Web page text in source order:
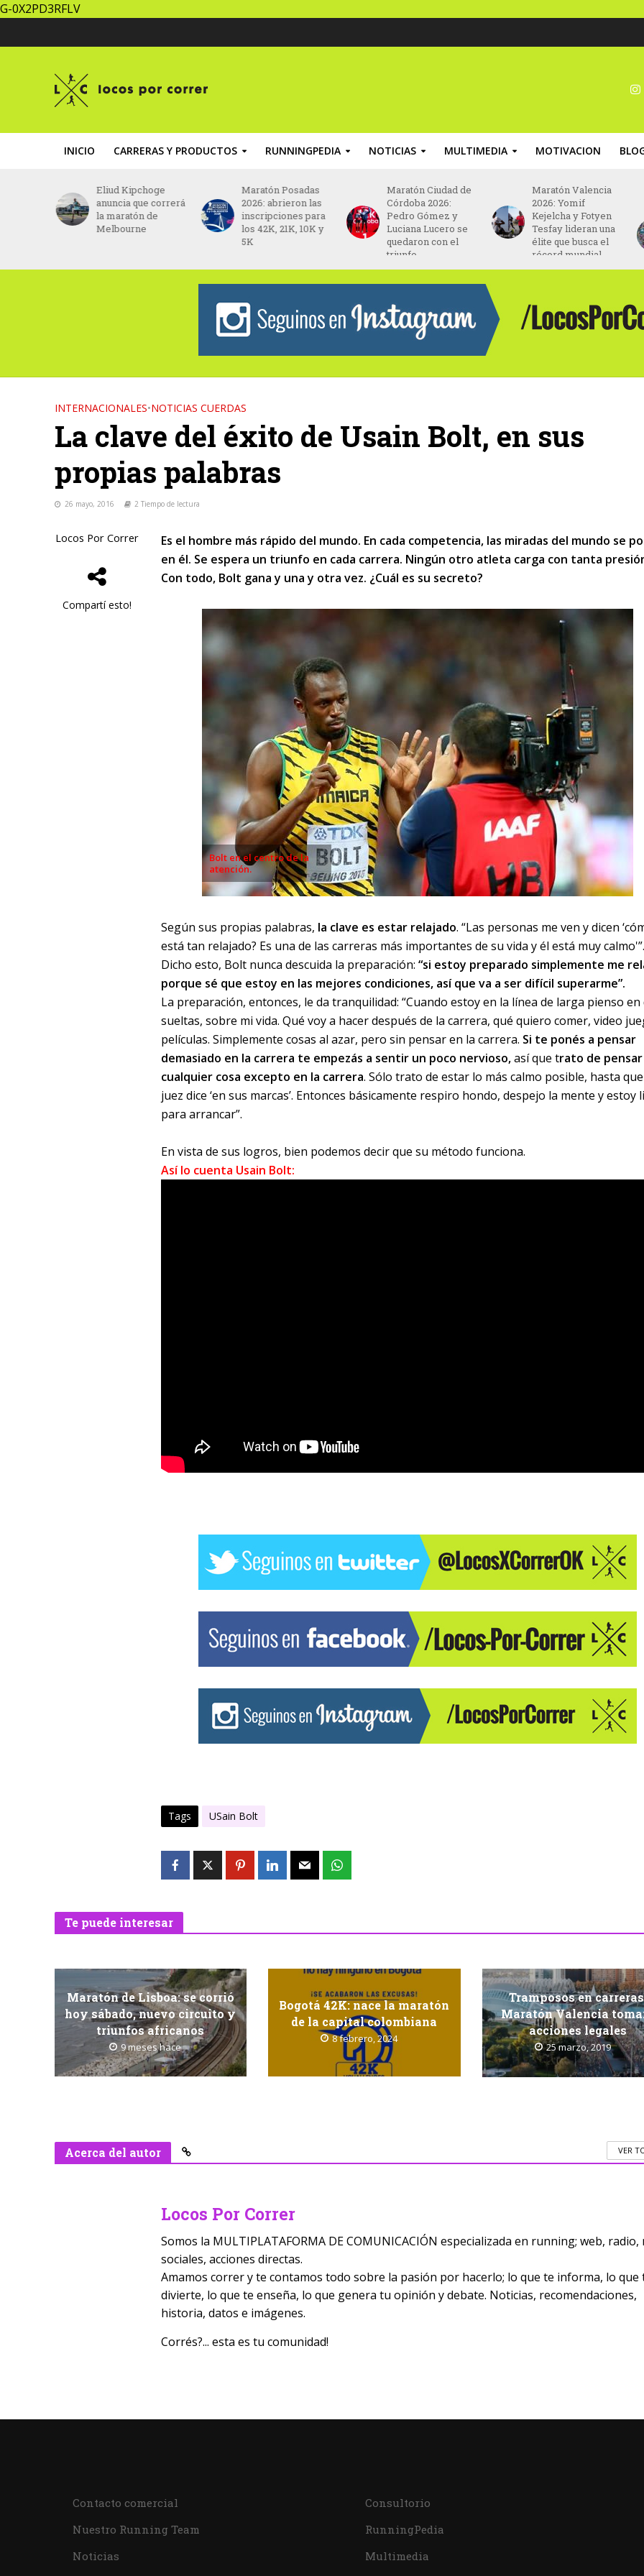
G-0X2PD3RFLV
INICIO CARRERAS Y PRODUCTOS RUNNINGPEDIA NOTICIAS MULTIMEDIA MOTIVACION
Eliud Kipchoge
anuncia que correrá
la maratón de
Melbourne
Maratón Posadas
2026: abrieron las
inscripciones para
los 42K, 21K, 10K y
5K
Maratón Ciudad de
Córdoba 2026:
Pedro Gómez y
Luciana Lucero se
quedaron con el
triunfo
Maratón Valencia
2026: Yomif
Kejelcha y Fotyen
Tesfay lideran una
élite que busca el
récord mundial
INTERNACIONALES•NOTICIAS CUERDAS
La clave del éxito de Usain Bolt, en sus
propias palabras
26 mayo, 2016 2 Tiempo de lectura
Locos Por Correr
Compartí esto!
Es el hombre más rápido del mundo. En cada competencia, las miradas del mundo se
en él. Se espera un triunfo en cada carrera. Ningún otro atleta carga con tanta
Con todo, Bolt gana y una y otra vez. ¿Cuál es su secreto?
Bolt en el centro de la
atención.
Según sus propias palabras, la clave es estar relajado. “Las personas me ven y dicen
está tan relajado? Es una de las carreras más importantes de su vida y él está muy calmo'”.
Dicho esto, Bolt nunca descuida la preparación:“si estoy preparado simplemente me
porque sé que estoy en las mejores condiciones, así que va a ser difícil superarme”.
La preparación, entonces, le da tranquilidad: “Cuando estoy en la línea de larga pienso en
sueltas, sobre mi vida. Qué voy a hacer después de la carrera, qué quiero comer, video
películas. Simplemente cosas al azar, pero sin pensar en la carrera. Si te ponés a pensar
demasiado en la carrera te empezás a sentir un poco nervioso,así que trato de
cualquier cosa excepto en la carrera. Sólo trato de estar lo más calmo posible, hasta
juez dice ‘en sus marcas’. Entonces básicamente respiro hondo, despejo la mente y estoy
para arrancar”.
En vista de sus logros, bien podemos decir que su método funciona.
Así lo cuenta Usain Bolt:
Tags USain Bolt
Te puede interesar
Maratón de Lisboa: se corrió
hoy sábado, nuevo circuito y
triunfos africanos
9 meses hace
Bogotá 42K: nace la maratón
de la capital colombiana
8 febrero, 2024
Tramposos en
Maratón Valencia
acciones legales
25 marzo, 2019
Acerca del autor VER
Locos Por Correr
Somos la MULTIPLATAFORMA DE COMUNICACIÓN especializada en running; web, radio,
sociales, acciones directas.
Amamos correr y te contamos todo sobre la pasión por hacerlo; lo que te informa, lo que
divierte, lo que te enseña, lo que genera tu opinión y debate. Noticias, recomendaciones,
historia, datos e imágenes.
Corrés?... esta es tu comunidad!
Contacto comercial
Nuestro Running Team
Noticias
Consultorio
RunningPedia
Multimedia